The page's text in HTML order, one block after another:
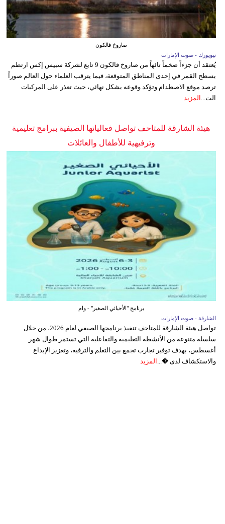
صاروخ فالكون
نيويورك - صوت الإمارات
يُعتقد أن جزءاً ضخماً تائهاً من صاروخ فالكون 9 تابع لشركة سبيس إكس ارتطم
بسطح القمر في إحدى المناطق المتوقعة، فيما يترقب العلماء حول العالم صوراً
ترصد موقع الاصطدام وتؤكد وقوعه بشكل نهائي، حيث تعذر على المركبات
الت...
المزيد
هيئة الشارقة للمتاحف تواصل فعالياتها الصيفية ببرامج تعليمية
وترفيهية للأطفال والعائلات
برنامج "الأحيائي الصغير" - وام
الشارقة - صوت الإمارات
تواصل هيئة الشارقة للمتاحف تنفيذ برنامجها الصيفي لعام 2026، من خلال
سلسلة متنوعة من الأنشطة التعليمية والتفاعلية التي تستمر طوال شهر
أغسطس، بهدف توفير تجارب تجمع بين التعلم والترفيه، وتعزيز الإبداع
والاستكشاف لدى �... المزيد